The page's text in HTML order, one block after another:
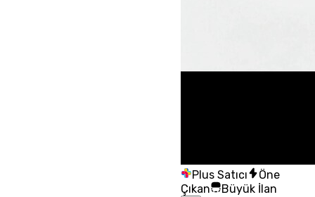
Plus Satıcı
Öne
Çıkan
Büyük İlan